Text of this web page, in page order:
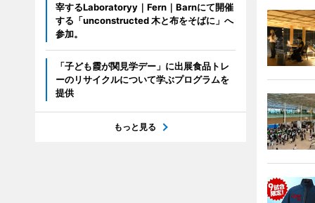
宰するLaboratoryy｜Fern｜Barnにて開催
する「unconstructed 木と布をそばに」へ
参加。
「子ども霞が関見学デー」に出展食品トレ
ーのリサイクルについて学ぶプログラムを
提供
もっと見る